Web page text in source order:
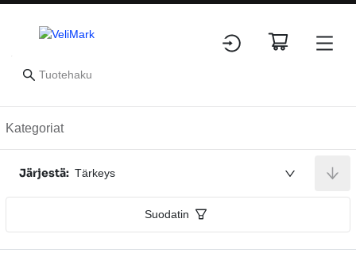
Nimikkeet
Kategoriat
Järjestä: Tärkeys
Suodatin